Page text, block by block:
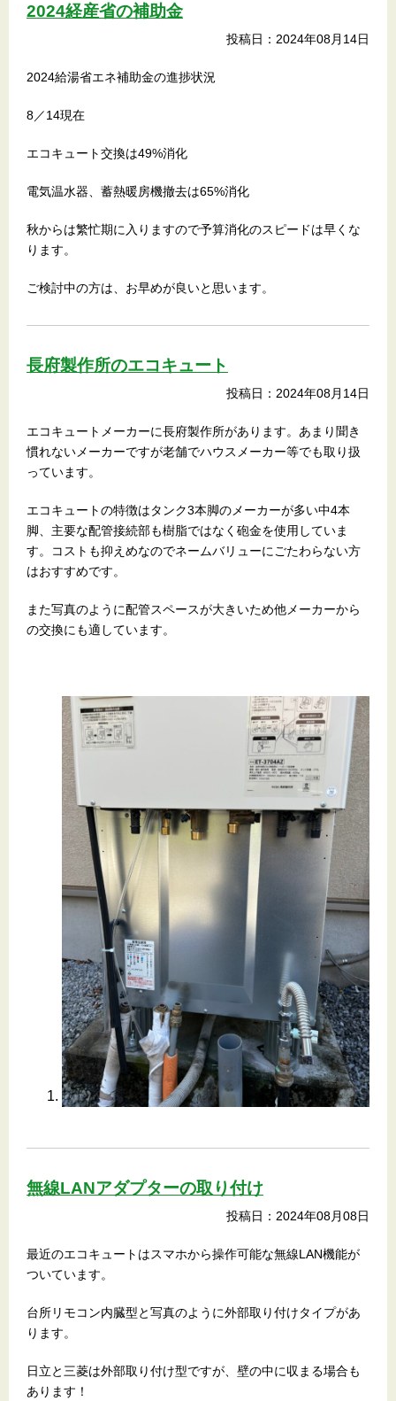
2024経産省の補助金
投稿日：2024年08月14日
2024給湯省エネ補助金の進捗状況
8／14現在
エコキュート交換は49%消化
電気温水器、蓄熱暖房機撤去は65%消化
秋からは繁忙期に入りますので予算消化のスピードは早くな
ります。
ご検討中の方は、お早めが良いと思います。
長府製作所のエコキュート
投稿日：2024年08月14日
エコキュートメーカーに長府製作所があります。あまり聞き
慣れないメーカーですが老舗でハウスメーカー等でも取り扱
っています。
エコキュートの特徴はタンク3本脚のメーカーが多い中4本
脚、主要な配管接続部も樹脂ではなく砲金を使用していま
す。コストも抑えめなのでネームバリューにごたわらない方
はおすすめです。
また写真のように配管スペースが大きいため他メーカーから
の交換にも適しています。
無線LANアダプターの取り付け
投稿日：2024年08月08日
最近のエコキュートはスマホから操作可能な無線LAN機能が
ついています。
台所リモコン内臓型と写真のように外部取り付けタイプがあ
ります。
日立と三菱は外部取り付け型ですが、壁の中に収まる場合も
あります！